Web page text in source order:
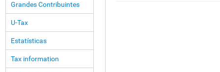
Grandes Contribuintes
U-Tax
Estatísticas
Tax information